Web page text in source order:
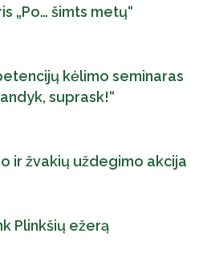
„Po… šimts metų“
kėlimo seminaras
suprask!“
ir žvakių uždegimo akcija
Plinkšių ežerą